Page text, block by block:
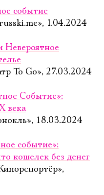
событие
1.04.2024
To Go», 27.03.2024
Событие»:
века
18.03.2024
событие»:
кошелек без денег